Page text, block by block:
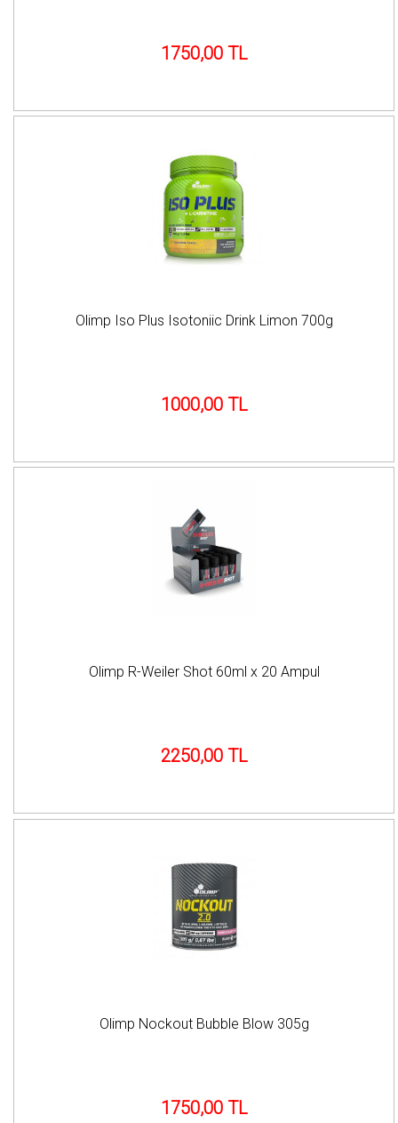
1750,00 TL
Olimp Iso Plus Isotoniic Drink Limon 700g
1000,00 TL
Olimp R-Weiler Shot 60ml x 20 Ampul
2250,00 TL
Olimp Nockout Bubble Blow 305g
1750,00 TL